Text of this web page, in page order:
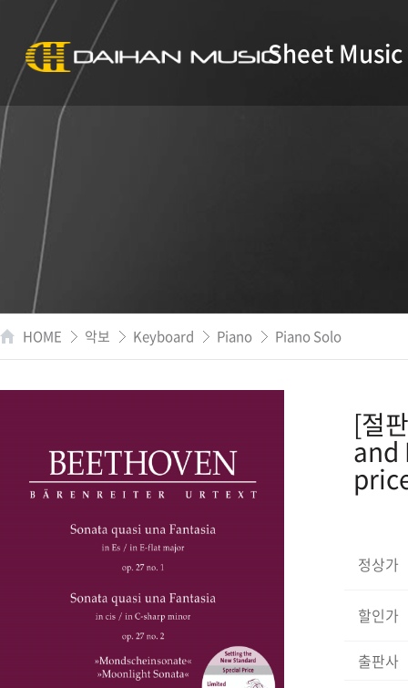
Sheet Music
HOME 악보 Keyboard Piano Piano Solo
[절
and
정상가
할인가
출판사